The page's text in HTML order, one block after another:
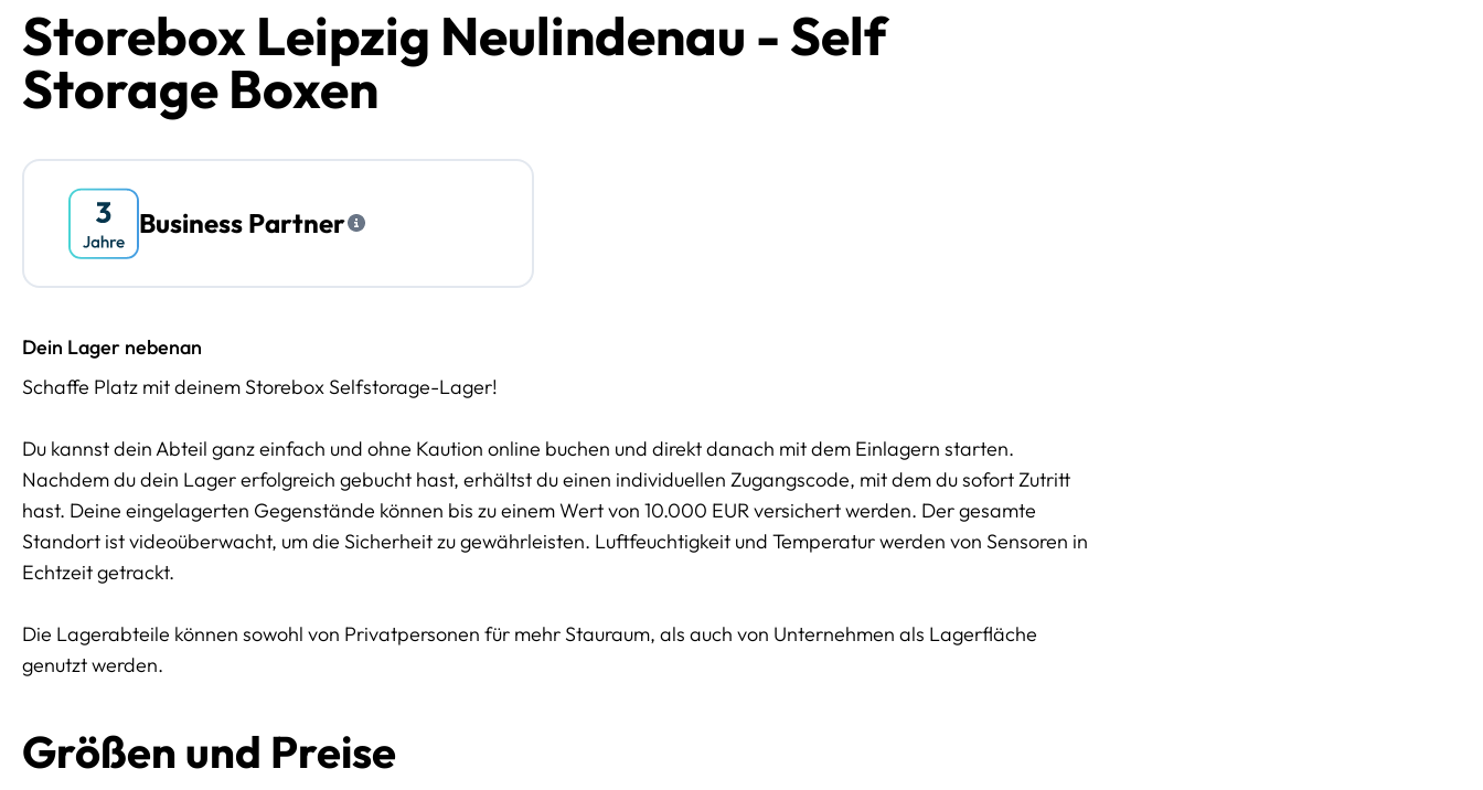
Storebox Leipzig Neulindenau - Self
Storage Boxen
Business Partner
Dein Lager nebenan
Schaffe Platz mit deinem Storebox Selfstorage-Lager!
Du kannst dein Abteil ganz einfach und ohne Kaution online buchen und direkt danach mit dem Einlagern starten.
Nachdem du dein Lager erfolgreich gebucht hast, erhältst du einen individuellen Zugangscode, mit dem du sofort Zutritt
hast. Deine eingelagerten Gegenstände können bis zu einem Wert von 10.000 EUR versichert werden. Der gesamte
Standort ist videoüberwacht, um die Sicherheit zu gewährleisten. Luftfeuchtigkeit und Temperatur werden von Sensoren in
Echtzeit getrackt.
Die Lagerabteile können sowohl von Privatpersonen für mehr Stauraum, als auch von Unternehmen als Lagerfläche
genutzt werden.
Größen und Preise